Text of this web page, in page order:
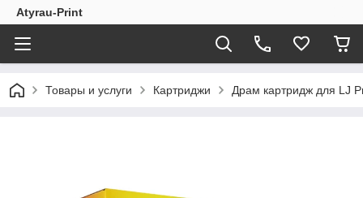
Atyrau-Print
Товары и услуги Картриджи Драм картридж для LJ